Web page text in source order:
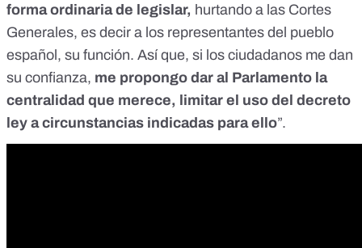
forma ordinaria de legislar, hurtando a las Cortes
Generales, es decir a los representantes del pueblo
español, su función. Así que, si los ciudadanos me dan
su confianza, me propongo dar al Parlamento la
centralidad que merece, limitar el uso del decreto
ley a circunstancias indicadas para ello”.